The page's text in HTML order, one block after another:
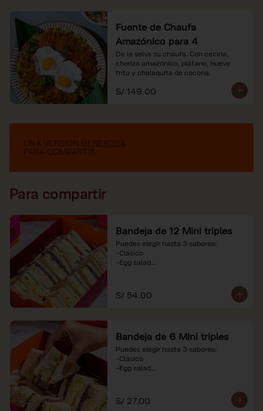
Fuente de Chaufa
Amazónico para 4
De la selva su chaufa. Con cecina,
chorizo amazónico, plátano, huevo
frito y chalaquita de cocona.
S/ 149.00
Para compartir
Bandeja de 12 Mini triples
Puedes elegir hasta 3 sabores:
-Clásico
-Egg salad
referenciales.
S/ 54.00
Bandeja de 6 Mini triples
Puedes elegir hasta 3 sabores:
-Clásico
-Egg salad
S/ 27.00